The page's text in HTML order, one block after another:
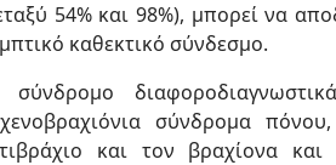
54% και 98%), μπορεί να
καθεκτικό σύνδεσμο.
σύνδρομο
σύνδρομα
και τον βραχίονα